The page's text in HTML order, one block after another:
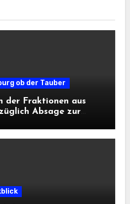
ob der Tauber
der Fraktionen aus
Absage zur